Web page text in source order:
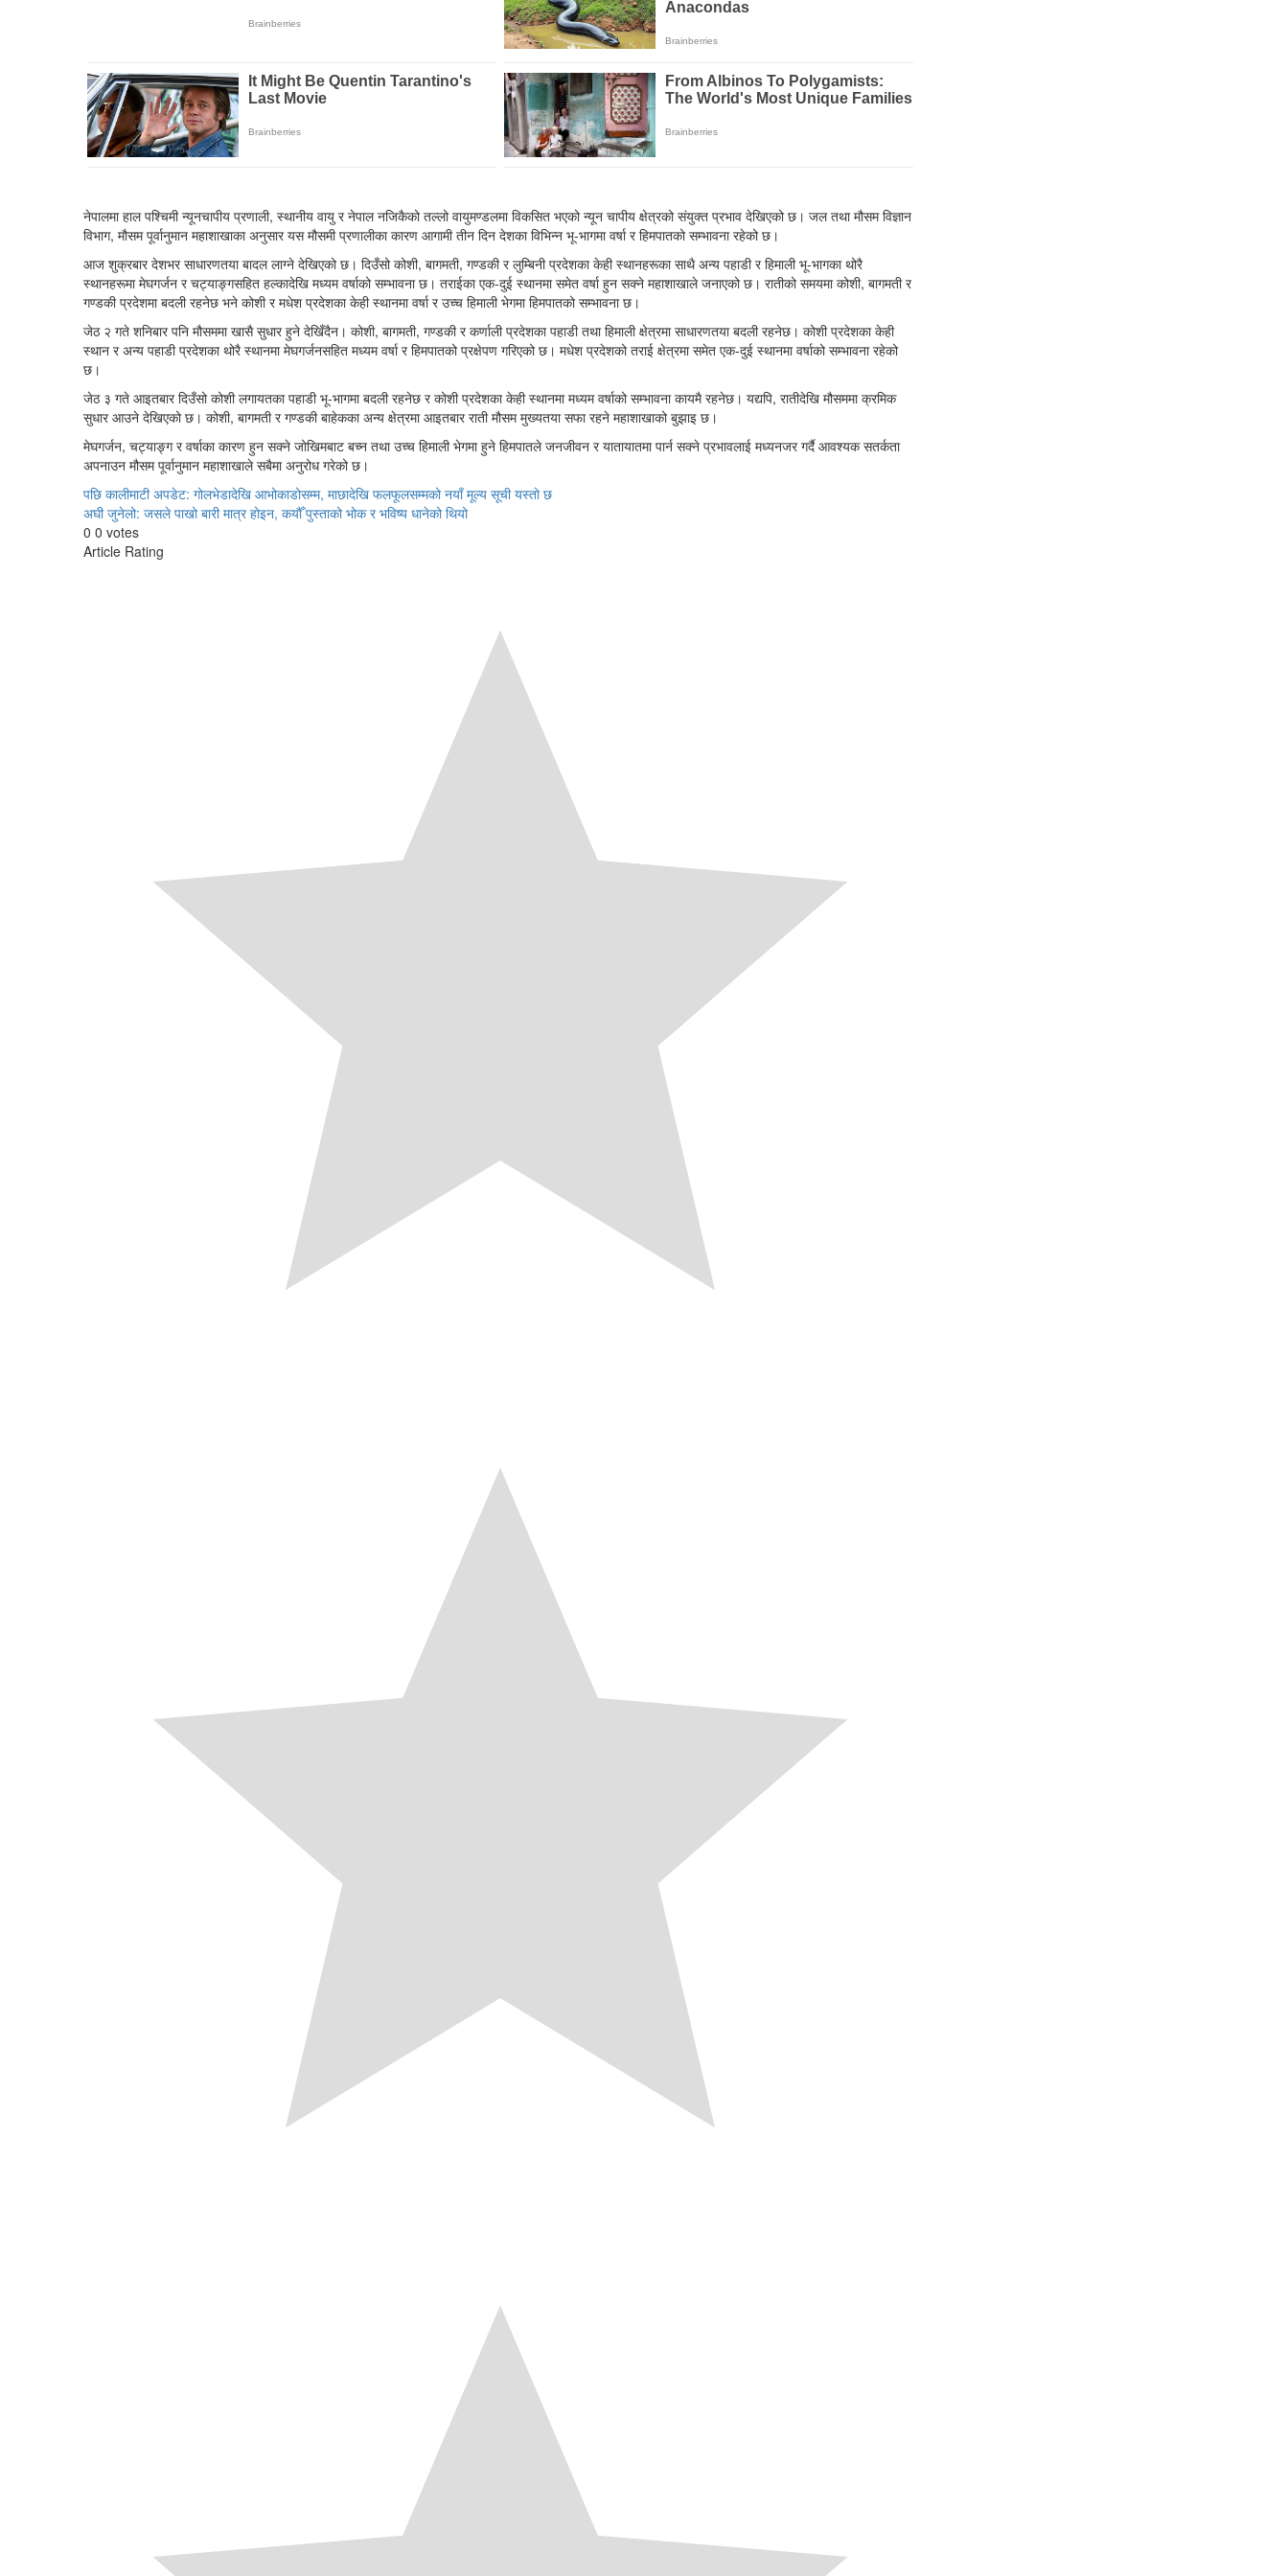
नेपालमा हाल पश्चिमी न्यूनचापीय प्रणाली, स्थानीय वायु र नेपाल नजिकैको तल्लो वायुमण्डलमा विकसित भएको न्यून चापीय क्षेत्रको संयुक्त प्रभाव देखिएको छ। जल तथा मौसम विज्ञान
विभाग, मौसम पूर्वानुमान महाशाखाका अनुसार यस मौसमी प्रणालीका कारण आगामी तीन दिन देशका विभिन्न भू-भागमा वर्षा र हिमपातको सम्भावना रहेको छ।
आज शुक्रबार देशभर साधारणतया बादल लाग्ने देखिएको छ। दिउँसो कोशी, बागमती, गण्डकी र लुम्बिनी प्रदेशका केही स्थानहरूका साथै अन्य पहाडी र हिमाली भू-भागका थोरै
स्थानहरूमा मेघगर्जन र चट्याङ्गसहित हल्कादेखि मध्यम वर्षाको सम्भावना छ। तराईका एक-दुई स्थानमा समेत वर्षा हुन सक्ने महाशाखाले जनाएको छ। रातीको समयमा कोशी, बागमती र
गण्डकी प्रदेशमा बदली रहनेछ भने कोशी र मधेश प्रदेशका केही स्थानमा वर्षा र उच्च हिमाली भेगमा हिमपातको सम्भावना छ।
जेठ २ गते शनिबार पनि मौसममा खासै सुधार हुने देखिँदैन। कोशी, बागमती, गण्डकी र कर्णाली प्रदेशका पहाडी तथा हिमाली क्षेत्रमा साधारणतया बदली रहनेछ। कोशी प्रदेशका केही
स्थान र अन्य पहाडी प्रदेशका थोरै स्थानमा मेघगर्जनसहित मध्यम वर्षा र हिमपातको प्रक्षेपण गरिएको छ। मधेश प्रदेशको तराई क्षेत्रमा समेत एक-दुई स्थानमा वर्षाको सम्भावना रहेको
छ।
जेठ ३ गते आइतबार दिउँसो कोशी लगायतका पहाडी भू-भागमा बदली रहनेछ र कोशी प्रदेशका केही स्थानमा मध्यम वर्षाको सम्भावना कायमै रहनेछ। यद्यपि, रातीदेखि मौसममा क्रमिक
सुधार आउने देखिएको छ। कोशी, बागमती र गण्डकी बाहेकका अन्य क्षेत्रमा आइतबार राती मौसम मुख्यतया सफा रहने महाशाखाको बुझाइ छ।
मेघगर्जन, चट्याङ्ग र वर्षाका कारण हुन सक्ने जोखिमबाट बच्न तथा उच्च हिमाली भेगमा हुने हिमपातले जनजीवन र यातायातमा पार्न सक्ने प्रभावलाई मध्यनजर गर्दै आवश्यक सतर्कता
अपनाउन मौसम पूर्वानुमान महाशाखाले सबैमा अनुरोध गरेको छ।
Continue
Reading
पछि कालीमाटी अपडेट: गोलभेडादेखि आभोकाडोसम्म, माछादेखि फलफूलसम्मको नयाँ मूल्य सूची यस्तो छ
अघीजुनेलो: जसले पाखो बारी मात्र होइन, कयौँ पुस्ताको भोक र भविष्य धानेको थियो
0 0 votes
Article Rating